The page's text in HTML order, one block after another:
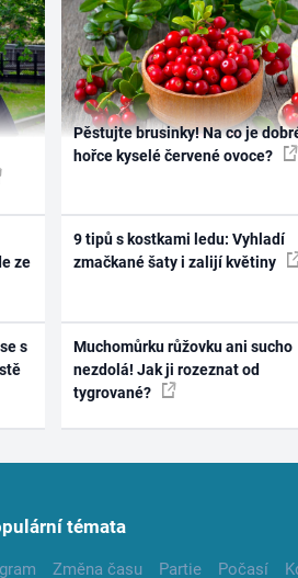
ze
s
Pěstujte brusinky! Na co je
hořce kyselé červené ovoce?
9 tipů s kostkami ledu: Vyhladí
zmačkané šaty i zalijí květiny
Muchomůrku růžovku ani sucho
nezdolá! Jak ji rozeznat od
tygrované?
témata
Změna času Partie Počasí